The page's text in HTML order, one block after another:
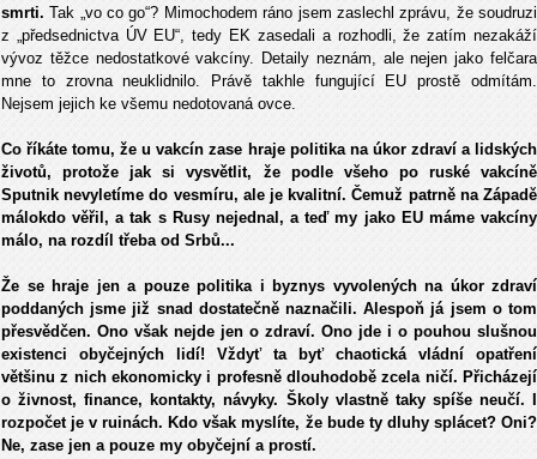
smrti. Tak „vo co go“? Mimochodem ráno jsem zaslechl zprávu, že soudruzi
z „předsednictva ÚV EU“, tedy EK zasedali a rozhodli, že zatím nezakáží
vývoz těžce nedostatkové vakcíny. Detaily neznám, ale nejen jako felčara
mne to zrovna neuklidnilo. Právě takhle fungující EU prostě odmítám.
Nejsem jejich ke všemu nedotovaná ovce.
Co říkáte tomu, že u vakcín zase hraje politika na úkor zdraví a lidských
životů, protože jak si vysvětlit, že podle všeho po ruské vakcíně
Sputnik nevyletíme do vesmíru, ale je kvalitní. Čemuž patrně na Západě
málokdo věřil, a tak s Rusy nejednal, a teď my jako EU máme vakcíny
málo, na rozdíl třeba od Srbů...
Že se hraje jen a pouze politika i byznys vyvolených na úkor zdraví
poddaných jsme již snad dostatečně naznačili. Alespoň já jsem o tom
přesvědčen. Ono však nejde jen o zdraví. Ono jde i o pouhou slušnou
existenci obyčejných lidí! Vždyť ta byť chaotická vládní opatření
většinu z nich ekonomicky i profesně dlouhodobě zcela ničí. Přicházejí
o živnost, finance, kontakty, návyky. Školy vlastně taky spíše neučí. I
rozpočet je v ruinách. Kdo však myslíte, že bude ty dluhy splácet? Oni?
Ne, zase jen a pouze my obyčejní a prostí.